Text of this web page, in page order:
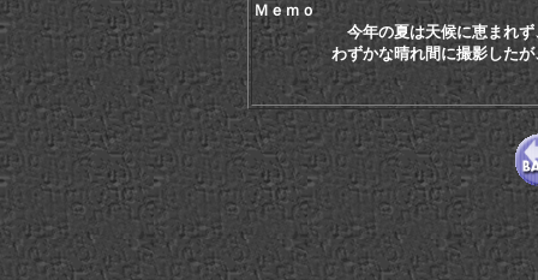
Ｍｅｍｏ
今年の夏は天候に恵まれ
わずかな晴れ間に撮影したが、Ｒ